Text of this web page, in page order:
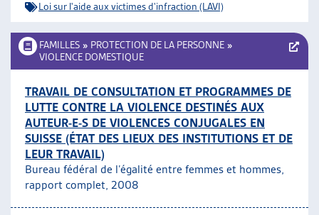
Loi sur l'aide aux victimes d'infraction (LAVI)
FAMILLES » PROTECTION DE LA PERSONNE »
VIOLENCE DOMESTIQUE
TRAVAIL DE CONSULTATION ET PROGRAMMES DE
LUTTE CONTRE LA VIOLENCE DESTINÉS AUX
AUTEUR-E-S DE VIOLENCES CONJUGALES EN
SUISSE (ÉTAT DES LIEUX DES INSTITUTIONS ET DE
LEUR TRAVAIL)
Bureau fédéral de l’égalité entre femmes et hommes,
rapport complet, 2008